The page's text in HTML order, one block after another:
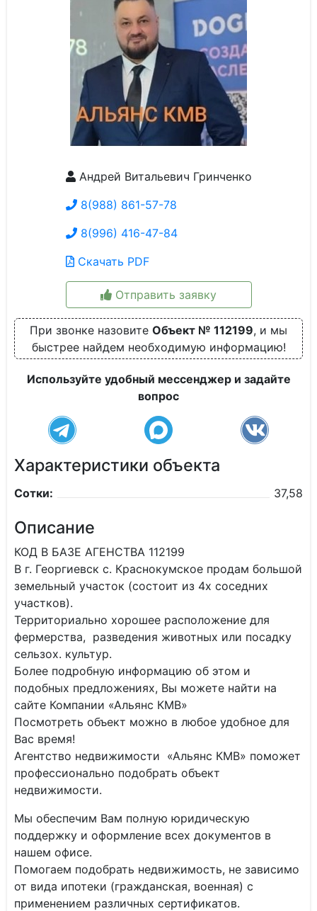
Андрей Витальевич Гринченко
8(988) 861-57-78
8(996) 416-47-84
Скачать PDF
Отправить заявку
При звонке назовите Объект № 112199, и мы
быстрее найдем необходимую информацию!
Используйте удобный мессенджер и задайте
вопрос
Характеристики объекта
Сотки: 37,58
Описание
КОД В БАЗЕ АГЕНСТВА 112199
В г. Георгиевск с. Краснокумское продам большой
земельный участок (состоит из 4х соседних
участков).
Территориально хорошее расположение для
фермерства, разведения животных или посадку
сельзох. культур.
Более подробную информацию об этом и
подобных предложениях, Вы можете найти на
сайте Компании «Альянс КМВ»
Посмотреть объект можно в любое удобное для
Вас время!
Агентство недвижимости «Альянс КМВ» поможет
профессионально подобрать объект
недвижимости.
Мы обеспечим Вам полную юридическую
поддержку и оформление всех документов в
нашем офисе.
Помогаем подобрать недвижимость, не зависимо
от вида ипотеки (гражданская, военная) с
применением различных сертификатов.